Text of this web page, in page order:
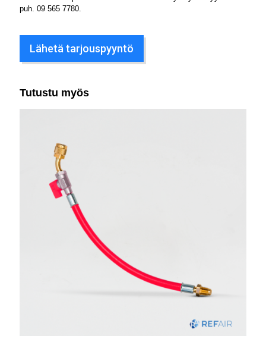
puh. 09 565 7780
Lähetä tarjouspyyntö
Tutustu myös